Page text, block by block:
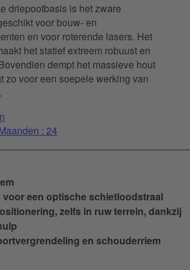
driepootbasis is het zware
voor bouw- en
en voor roterende lasers. Het
het statief extreem robuust en
dempt het massieve hout
zo voor een soepele werking van
: 24
voor een optische schietloodstraal
zelfs in ruw terrein, dankzij
en schouderriem